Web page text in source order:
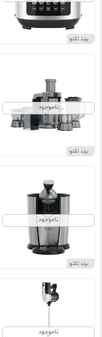
برند تکنو
ناموجود
برند تکنو
ناموجود
برند تکنو
ناموجود